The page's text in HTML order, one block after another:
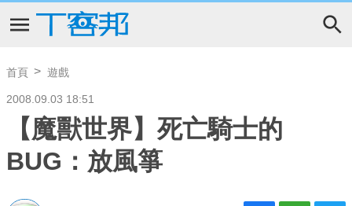
首頁 遊戲
2008.09.03 18:51
【魔獸世界】死亡騎士的
BUG：放風箏